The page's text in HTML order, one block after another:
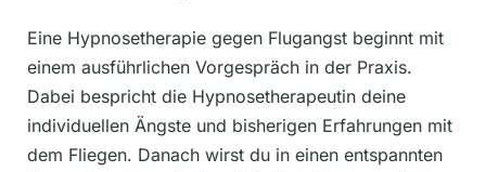
Eine Hypnosetherapie gegen Flugangst beginnt mit
einem ausführlichen Vorgespräch in der Praxis.
Dabei bespricht die Hypnosetherapeutin deine
individuellen Ängste und bisherigen Erfahrungen mit
dem Fliegen. Danach wirst du in einen entspannten